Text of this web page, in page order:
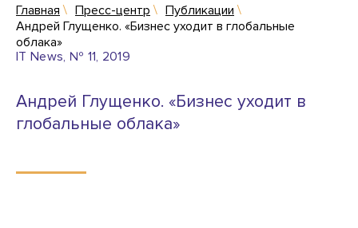
Главная Пресс-центр
Публикации
Андрей Глущенко. «Бизнес уходит в глобальные
облака»
IT News, № 11, 2019
Андрей Глущенко. «Бизнес уходит в
глобальные облака»